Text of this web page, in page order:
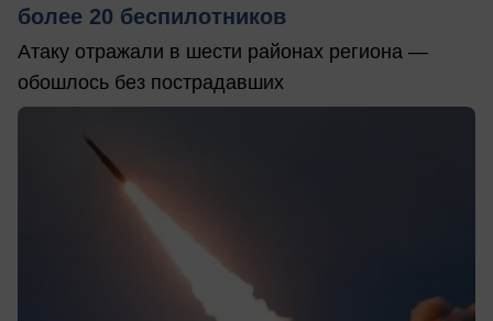
более 20 беспилотников
Атаку отражали в шести районах региона —
обошлось без пострадавших